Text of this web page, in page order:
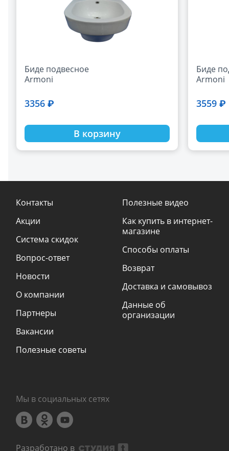
Биде подвесное
Armoni
3356 ₽
В корзину
Биде
Armoni
3559 ₽
Контакты
Акции
Система скидок
Вопрос-ответ
Новости
О компании
Партнеры
Вакансии
Полезные советы
Полезные видео
Как купить в интернет-
магазине
Способы оплаты
Возврат
Доставка и самовывоз
Данные об
организации
Мы в социальных сетях
Разработано в